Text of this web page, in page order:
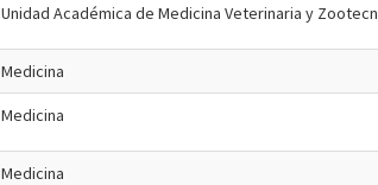
Unidad Académica de Medicina Veterinaria y Zootecn
Medicina
Medicina
Medicina